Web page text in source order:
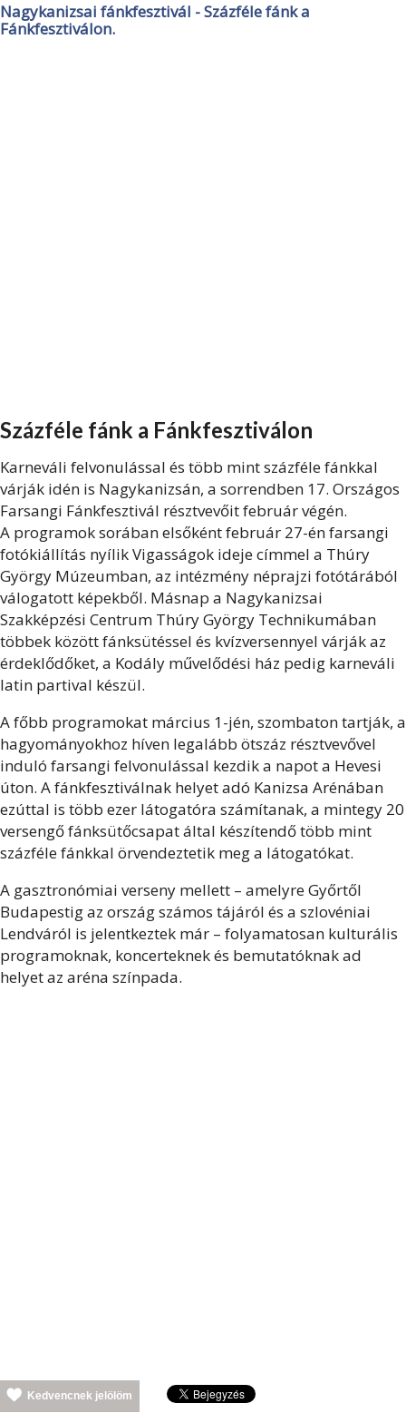
Nagykanizsai fánkfesztivál - Százféle fánk a
Fánkfesztiválon.
Százféle fánk a Fánkfesztiválon
Karneváli felvonulással és több mint százféle fánkkal
várják idén is Nagykanizsán, a sorrendben 17. Országos
Farsangi Fánkfesztivál résztvevőit február végén.
A programok sorában elsőként február 27-én farsangi
fotókiállítás nyílik Vigasságok ideje címmel a Thúry
György Múzeumban, az intézmény néprajzi fotótárából
válogatott képekből. Másnap a Nagykanizsai
Szakképzési Centrum Thúry György Technikumában
többek között fánksütéssel és kvízversennyel várják az
érdeklődőket, a Kodály művelődési ház pedig karneváli
latin partival készül.
A főbb programokat március 1-jén, szombaton tartják, a
hagyományokhoz híven legalább ötszáz résztvevővel
induló farsangi felvonulással kezdik a napot a Hevesi
úton. A fánkfesztiválnak helyet adó Kanizsa Arénában
ezúttal is több ezer látogatóra számítanak, a mintegy 20
versengő fánksütőcsapat által készítendő több mint
százféle fánkkal örvendeztetik meg a látogatókat.
A gasztronómiai verseny mellett – amelyre Győrtől
Budapestig az ország számos tájáról és a szlovéniai
Lendváról is jelentkeztek már – folyamatosan kulturális
programoknak, koncerteknek és bemutatóknak ad
helyet az aréna színpada.
Kedvencnek jelölöm